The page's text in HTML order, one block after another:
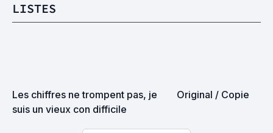
LISTES
Les chiffres ne trompent pas, je
suis un vieux con difficile
Original / Copie